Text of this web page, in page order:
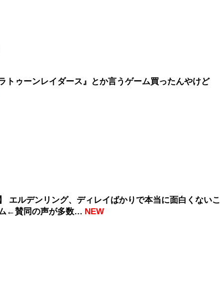
ラトゥーンレイダース』とか言うゲーム買ったんやけど
】 エルデンリング、ディレイばかりで本当に面白くないこ
←賛同の声が多数… NEW